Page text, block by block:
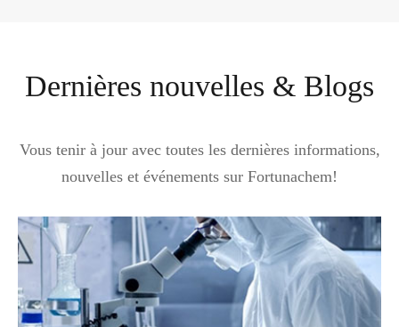
Dernières nouvelles & Blogs
Vous tenir à jour avec toutes les dernières informations,
nouvelles et événements sur Fortunachem!